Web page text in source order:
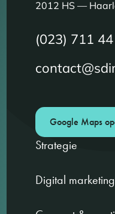
2012 HS —
(023) 711
Google Maps
Strategie
Digital marketing